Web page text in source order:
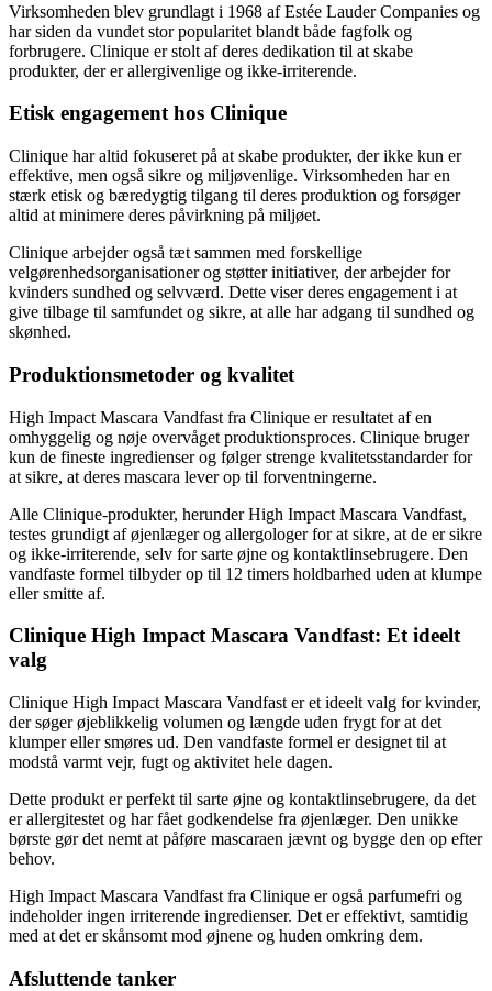
Virksomheden blev grundlagt i 1968 af Estée Lauder Companies og
har siden da vundet stor popularitet blandt både fagfolk og
forbrugere. Clinique er stolt af deres dedikation til at skabe
produkter, der er allergivenlige og ikke-irriterende.
Etisk engagement hos Clinique
Clinique har altid fokuseret på at skabe produkter, der ikke kun er
effektive, men også sikre og miljøvenlige. Virksomheden har en
stærk etisk og bæredygtig tilgang til deres produktion og forsøger
altid at minimere deres påvirkning på miljøet.
Clinique arbejder også tæt sammen med forskellige
velgørenhedsorganisationer og støtter initiativer, der arbejder for
kvinders sundhed og selvværd. Dette viser deres engagement i at
give tilbage til samfundet og sikre, at alle har adgang til sundhed og
skønhed.
Produktionsmetoder og kvalitet
High Impact Mascara Vandfast fra Clinique er resultatet af en
omhyggelig og nøje overvåget produktionsproces. Clinique bruger
kun de fineste ingredienser og følger strenge kvalitetsstandarder for
at sikre, at deres mascara lever op til forventningerne.
Alle Clinique-produkter, herunder High Impact Mascara Vandfast,
testes grundigt af øjenlæger og allergologer for at sikre, at de er sikre
og ikke-irriterende, selv for sarte øjne og kontaktlinsebrugere. Den
vandfaste formel tilbyder op til 12 timers holdbarhed uden at klumpe
eller smitte af.
Clinique High Impact Mascara Vandfast: Et ideelt
valg
Clinique High Impact Mascara Vandfast er et ideelt valg for kvinder,
der søger øjeblikkelig volumen og længde uden frygt for at det
klumper eller smøres ud. Den vandfaste formel er designet til at
modstå varmt vejr, fugt og aktivitet hele dagen.
Dette produkt er perfekt til sarte øjne og kontaktlinsebrugere, da det
er allergitestet og har fået godkendelse fra øjenlæger. Den unikke
børste gør det nemt at påføre mascaraen jævnt og bygge den op efter
behov.
High Impact Mascara Vandfast fra Clinique er også parfumefri og
indeholder ingen irriterende ingredienser. Det er effektivt, samtidig
med at det er skånsomt mod øjnene og huden omkring dem.
Afsluttende tanker